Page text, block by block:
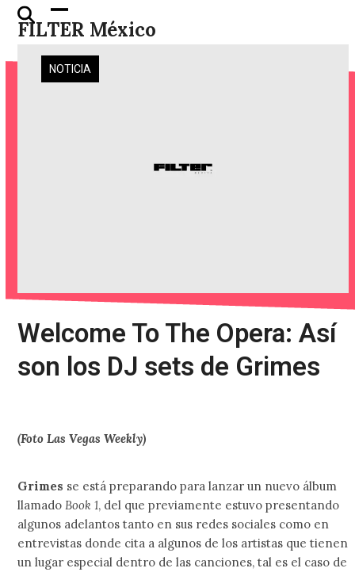
Skip
FILTER México
Open
mobile
menu
Close
mobile
menu
NOTICIA
Welcome To The Opera: Así
son los DJ sets de Grimes
(Foto Las Vegas Weekly)
Grimes se está preparando para lanzar un nuevo álbum
llamado Book 1, del que previamente estuvo presentando
algunos adelantos tanto en sus redes sociales como en
entrevistas donde cita a algunos de los artistas que tienen
un lugar especial dentro de las canciones, tal es el caso de